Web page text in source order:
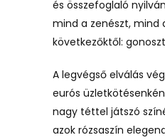
és összefoglaló
mind a zenészt, mind
következőktől:
A legvégső elválás
eurós
nagy téttel játszó
azok rózsaszín